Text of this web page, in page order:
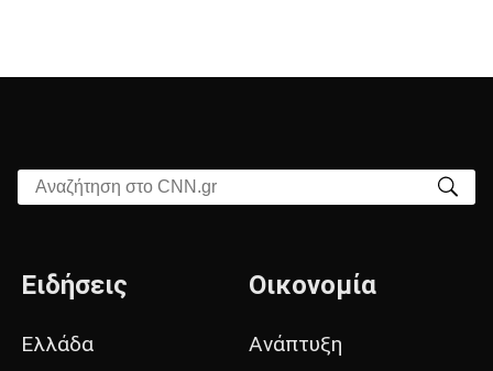
Αναζήτηση στο CNN.gr
Ειδήσεις
Ελλάδα
Οικονομία
Ανάπτυξη